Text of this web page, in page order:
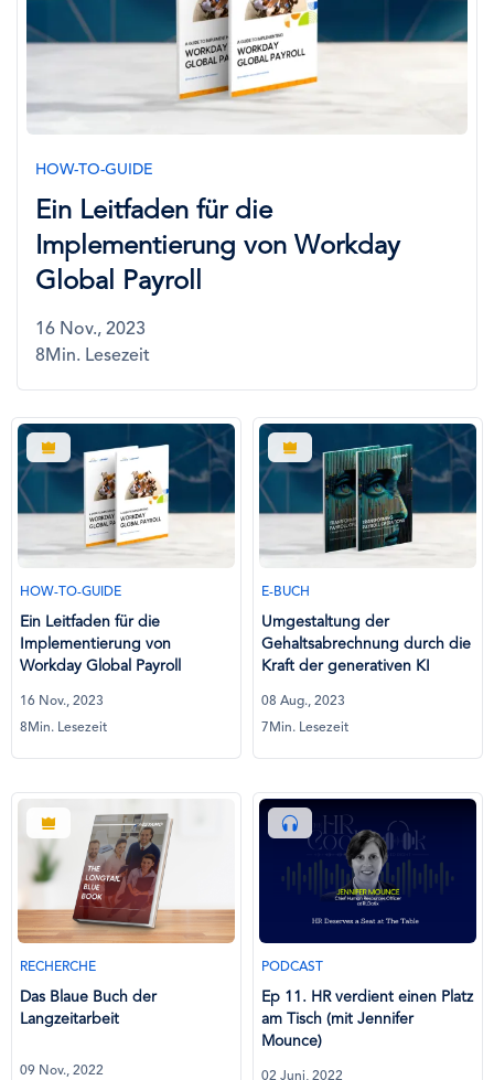
HOW-TO-GUIDE
Ein Leitfaden für die
Implementierung von Workday
Global Payroll
16 Nov., 2023
8Min. Lesezeit
HOW-TO-GUIDE
Ein Leitfaden für die
Implementierung von
Workday Global Payroll
16 Nov., 2023
8Min. Lesezeit
E-BUCH
Umgestaltung der
Gehaltsabrechnung durch die
Kraft der generativen KI
08 Aug., 2023
7Min. Lesezeit
RECHERCHE
Das Blaue Buch der
Langzeitarbeit
09 Nov., 2022
PODCAST
Ep 11. HR verdient einen Platz
am Tisch (mit Jennifer
Mounce)
02 Juni, 2022